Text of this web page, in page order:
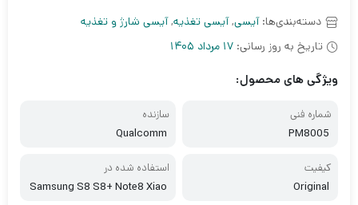
دسته‌بندی‌ها:آیسی,آیسی تغذیه,آیسی شارژ و تغذیه
تاریخ به روز رسانی: 17 مرداد 1405
ویژگی های محصول:
شماره فنی
PM8005
سازنده
Qualcomm
کیفیت
Original
استفاده شده در
Samsung S8 S8+ Note8 Xiao